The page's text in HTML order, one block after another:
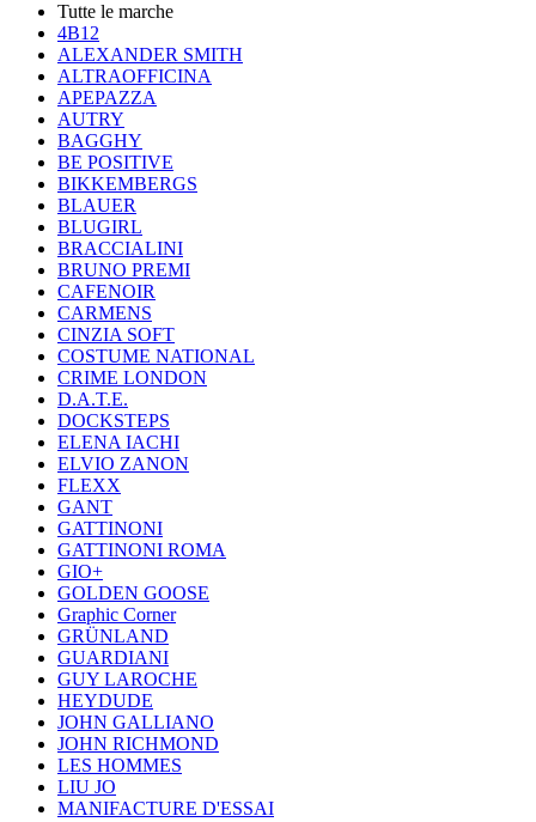
Tutte le marche
4B12
ALEXANDER SMITH
ALTRAOFFICINA
APEPAZZA
AUTRY
BAGGHY
BE POSITIVE
BIKKEMBERGS
BLAUER
BLUGIRL
BRACCIALINI
BRUNO PREMI
CAFENOIR
CARMENS
CINZIA SOFT
COSTUME NATIONAL
CRIME LONDON
D.A.T.E.
DOCKSTEPS
ELENA IACHI
ELVIO ZANON
FLEXX
GANT
GATTINONI
GATTINONI ROMA
GIO+
GOLDEN GOOSE
Graphic Corner
GRÜNLAND
GUARDIANI
GUY LAROCHE
HEYDUDE
JOHN GALLIANO
JOHN RICHMOND
LES HOMMES
LIU JO
MANIFACTURE D'ESSAI